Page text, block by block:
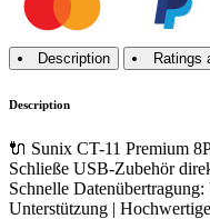
Description Ratings
Description
🔌 Sunix CT-11 Premium
Schließe USB-Zubehör
Schnelle
Unterstützung |